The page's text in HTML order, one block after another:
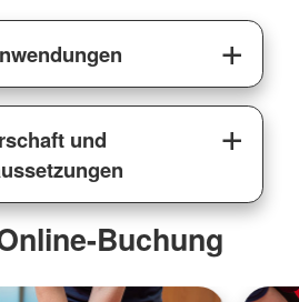
und
Buchung